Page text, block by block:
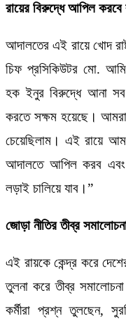
রায়ের বিরুদ্ধে আপিল করবে
আদালতের এই রায়ে খোদ
চিফ প্রসিকিউটর মো.
হক ইনুর বিরুদ্ধে আনা
করতে সক্ষম হয়েছে। আমরা
চেয়েছিলাম। এই রায়ে
আদালতে আপিল করব এবং
লড়াই চালিয়ে যাব।”
‌জোড়া নীতির তীব্র
এই রায়কে কেন্দ্র করে
তুলনা করে তীব্র
কর্মীরা প্রশ্ন তুলছেন,